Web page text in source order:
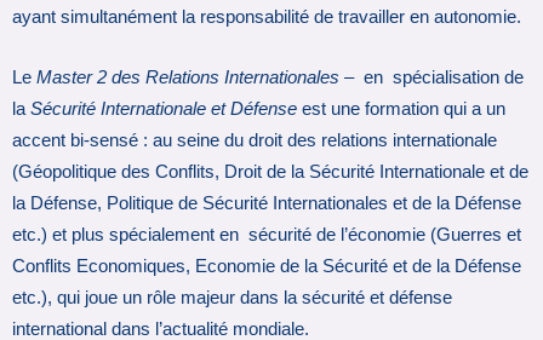
ayant simultanément la responsabilité de travailler en autonomie.
Le Master 2 des Relations Internationales – en spécialisation de
la Sécurité Internationale et Défense est une formation qui a un
accent bi-sensé : au seine du droit des relations internationale
(Géopolitique des Conflits, Droit de la Sécurité Internationale et de
la Défense, Politique de Sécurité Internationales et de la Défense
etc.) et plus spécialement en sécurité de l’économie (Guerres et
Conflits Economiques, Economie de la Sécurité et de la Défense
etc.), qui joue un rôle majeur dans la sécurité et défense
international dans l’actualité mondiale.